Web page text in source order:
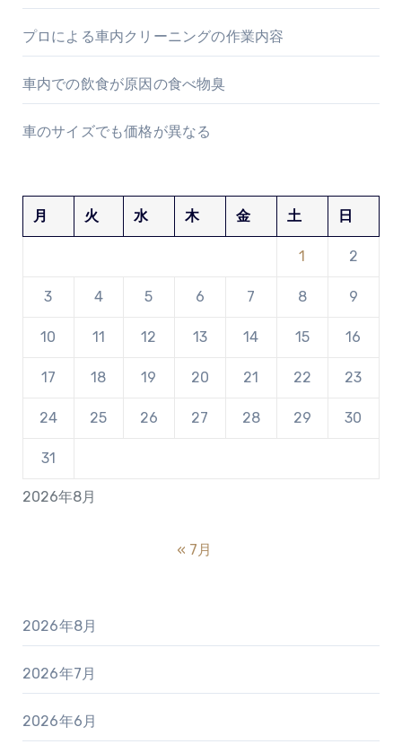
プロによる車内クリーニングの作業内容
車内での飲食が原因の食べ物臭
車のサイズでも価格が異なる
2026年8月
月 火 水 木 金 土 日
1 2
3 4 5 6 7 8 9
10 11 12 13 14 15 16
17 18 19 20 21 22 23
24 25 26 27 28 29 30
31
« 7月
2026年8月
2026年7月
2026年6月